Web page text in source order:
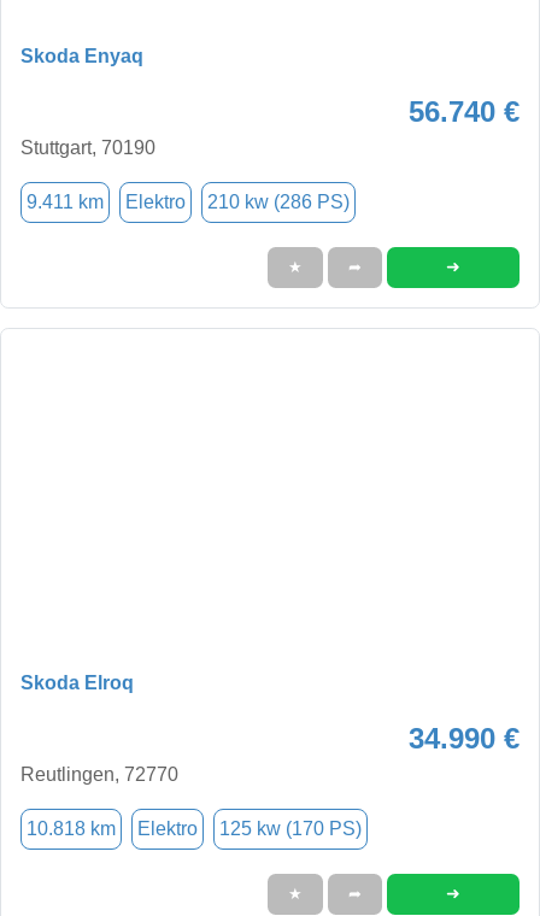
Skoda Enyaq
56.740 €
Stuttgart, 70190
9.411 km Elektro 210 kw (286 PS)
★ ➦ ➜
Skoda Elroq
34.990 €
Reutlingen, 72770
10.818 km Elektro 125 kw (170 PS)
★ ➦ ➜